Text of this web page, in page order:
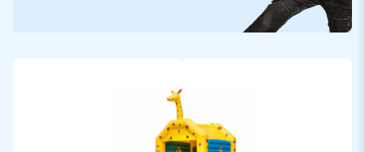
Meer dan 15.000 klanten kozen ook voor JB
lucht springen. Vaak letterlijk. Ons team van designers,
ontwikkelaars en logistiek medewerkers leveren unieke
opblaasattracties op grootse wijze! Klanten zijn verzekerd